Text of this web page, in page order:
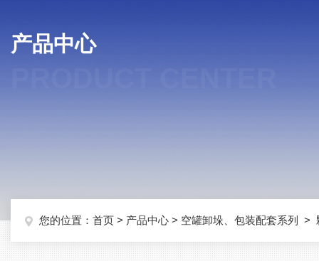
产品中心
您的位置： 首页 > 产品中心 > 空罐卸垛、包装配套系列 >